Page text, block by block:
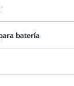
y cierre
cinturón de
al propio
batería